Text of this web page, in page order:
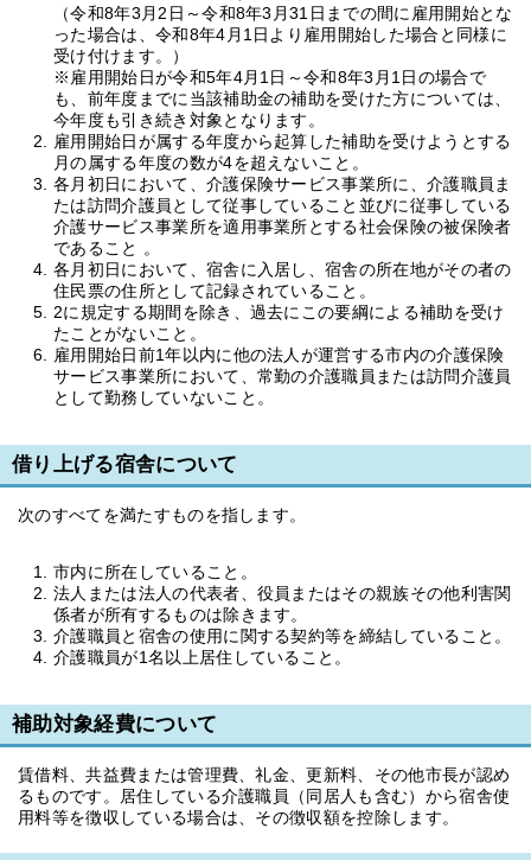
（令和8年3月2日～令和8年3月31日までの間に雇用開始とな
った場合は、令和8年4月1日より雇用開始した場合と同様に
受け付けます。）
※雇用開始日が令和5年4月1日～令和8年3月1日の場合で
も、前年度までに当該補助金の補助を受けた方については、
今年度も引き続き対象となります。
雇用開始日が属する年度から起算した補助を受けようとする
月の属する年度の数が4を超えないこと。
各月初日において、介護保険サービス事業所に、介護職員ま
たは訪問介護員として従事していること並びに従事している
介護サービス事業所を適用事業所とする社会保険の被保険者
であること 。
各月初日において、宿舎に入居し、宿舎の所在地がその者の
住民票の住所として記録されていること。
2に規定する期間を除き、過去にこの要綱による補助を受け
たことがないこと。
雇用開始日前1年以内に他の法人が運営する市内の介護保険
サービス事業所において、常勤の介護職員または訪問介護員
として勤務していないこと。
借り上げる宿舎について
次のすべてを満たすものを指します。
市内に所在していること。
法人または法人の代表者、役員またはその親族その他利害関
係者が所有するものは除きます。
介護職員と宿舎の使用に関する契約等を締結していること。
介護職員が1名以上居住していること。
補助対象経費について
賃借料、共益費または管理費、礼金、更新料、その他市長が認め
るものです。居住している介護職員（同居人も含む）から宿舎使
用料等を徴収している場合は、その徴収額を控除します。